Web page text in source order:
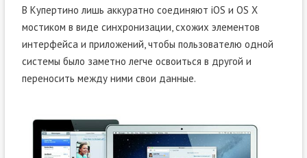
В Купертино лишь аккуратно соединяют iOS и OS X
мостиком в виде синхронизации, схожих элементов
интерфейса и приложений, чтобы пользователю одной
системы было заметно легче освоиться в другой и
переносить между ними свои данные.